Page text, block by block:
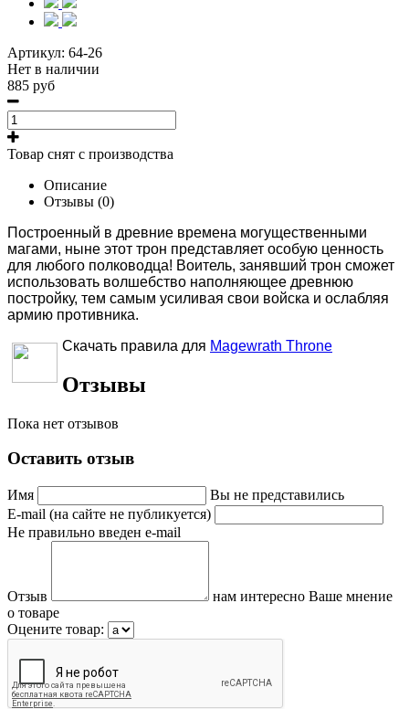
Артикул: 64-26
Нет в наличии
885 руб
Товар снят с производства
Описание
Отзывы (0)
Построенный в древние времена могущественными
магами, ныне этот трон представляет особую ценность
для любого полководца! Воитель, занявший трон сможет
использовать волшебство наполняющее древнюю
постройку, тем самым усиливая свои войска и ослабляя
армию противника.
Скачать правила для Magewrath Throne
Отзывы
Пока нет отзывов
Оставить отзыв
Имя
Вы не представились
E-mail (на сайте не публикуется)
Не правильно введен e-mail
Отзыв
нам интересно Ваше мнение
о товаре
Оцените товар: